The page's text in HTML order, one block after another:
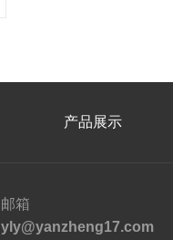
产品展示
邮箱
yly@yanzheng17.com